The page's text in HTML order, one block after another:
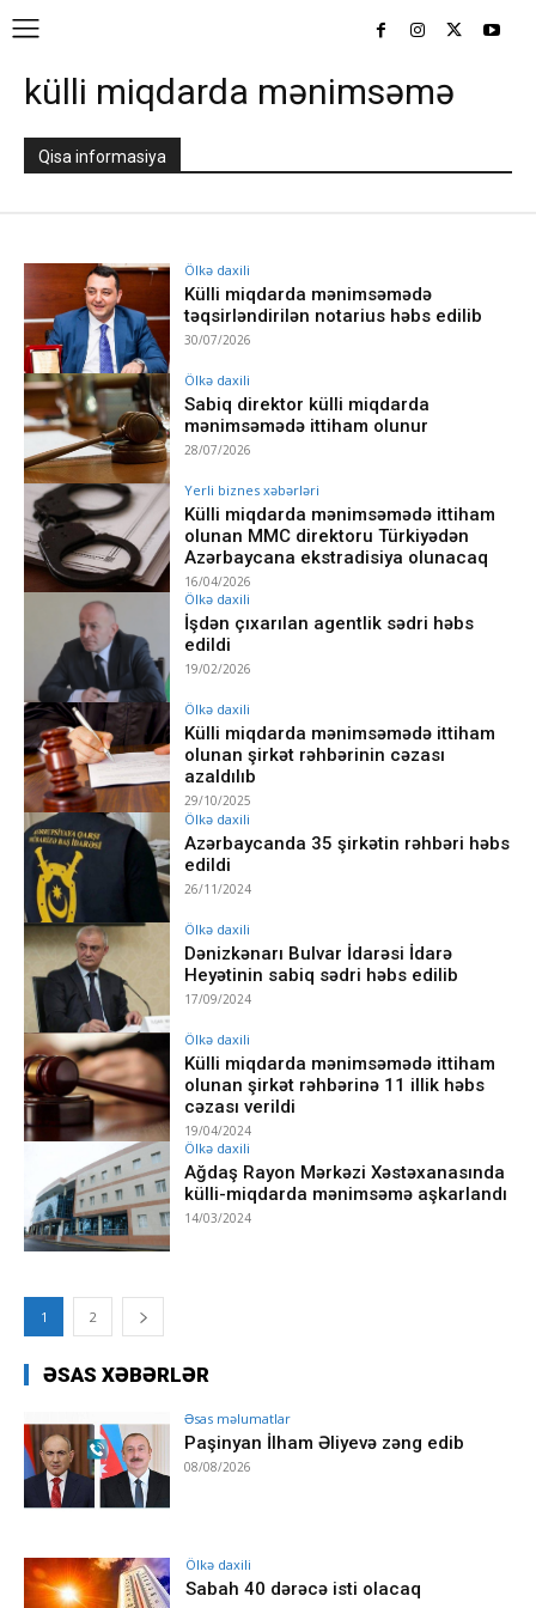
külli miqdarda mənimsəmə
Qisa informasiya
Ölkə daxili
Külli miqdarda mənimsəmədə
təqsirləndirilən notarius həbs edilib
30/07/2026
Ölkə daxili
Sabiq direktor külli miqdarda
mənimsəmədə ittiham olunur
28/07/2026
Yerli biznes xəbərləri
Külli miqdarda mənimsəmədə ittiham
olunan MMC direktoru Türkiyədən
Azərbaycana ekstradisiya olunacaq
16/04/2026
Ölkə daxili
İşdən çıxarılan agentlik sədri həbs
edildi
19/02/2026
Ölkə daxili
Külli miqdarda mənimsəmədə ittiham
olunan şirkət rəhbərinin cəzası
azaldılıb
29/10/2025
Ölkə daxili
Azərbaycanda 35 şirkətin rəhbəri həbs
edildi
26/11/2024
Ölkə daxili
Dənizkənarı Bulvar İdarəsi İdarə
Heyətinin sabiq sədri həbs edilib
17/09/2024
Ölkə daxili
Külli miqdarda mənimsəmədə ittiham
olunan şirkət rəhbərinə 11 illik həbs
cəzası verildi
19/04/2024
Ölkə daxili
Ağdaş Rayon Mərkəzi Xəstəxanasında
külli-miqdarda mənimsəmə aşkarlandı
14/03/2024
1 2
ƏSAS XƏBƏRLƏR
Əsas məlumatlar
Paşinyan İlham Əliyevə zəng edib
08/08/2026
Ölkə daxili
Sabah 40 dərəcə isti olacaq